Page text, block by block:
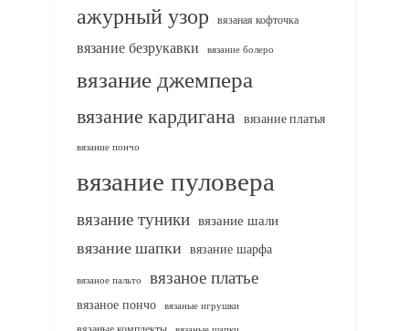
ажурный узор вязаная кофточка
вязание безрукавки вязание болеро
вязание джемпера
вязание кардигана вязание платья
вязание пончо
вязание пуловера
вязание туники вязание шали
вязание шапки вязание шарфа
вязаное пальто вязаное платье
вязаное пончо вязаные игрушки